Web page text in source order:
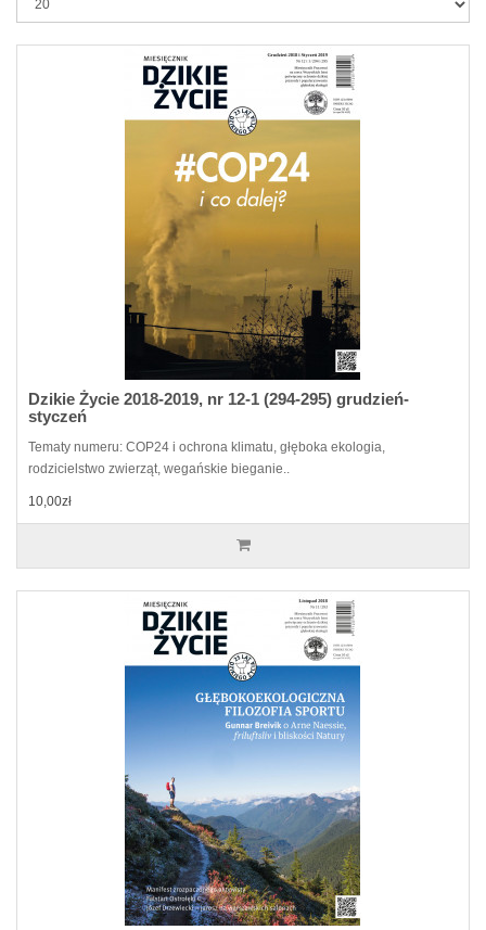
Dzikie Życie 2018-2019, nr 12-1 (294-295) grudzień-
styczeń
Tematy numeru: COP24 i ochrona klimatu, głęboka ekologia,
rodzicielstwo zwierząt, wegańskie bieganie..
10,00zł